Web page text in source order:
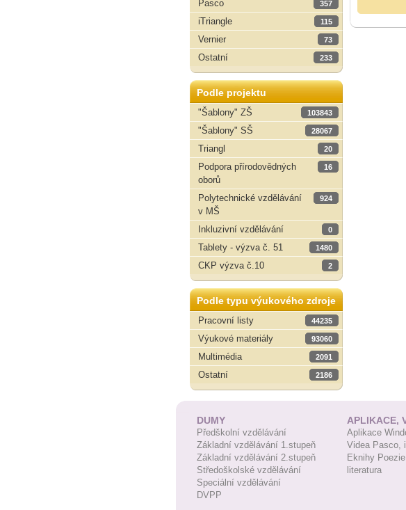
Pasco
357
iTriangle 115
Vernier 73
Ostatní 233
Podle projektu
"Šablony" ZŠ
103843
"Šablony" SŠ 28067
Triangl 20
Podpora přírodovědných
oborů
16
Polytechnické vzdělávání
v MŠ
924
Inkluzivní vzdělávání 0
Tablety - výzva č. 51 1480
CKP výzva č.10 2
Podle typu výukového zdroje
Pracovní listy
44235
Výukové materiály 93060
Multimédia 2091
Ostatní 2186
DUMY
Předškolní vzdělávání
Základní vzdělávání 1.stupeň
Základní vzdělávání 2.stupeň
Středoškolské vzdělávání
Speciální vzdělávání
DVPP
APLIKACE,
Aplikace
Videa Pasco,
Eknihy
literatura